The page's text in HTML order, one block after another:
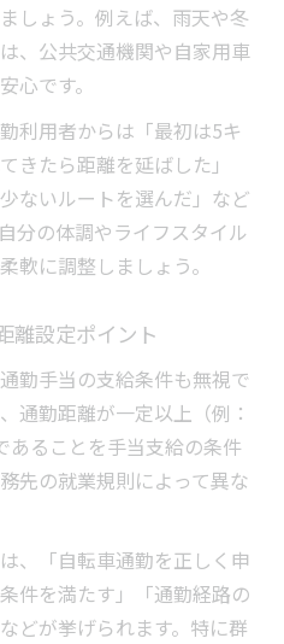
を長く続ける
けたい群馬県の事故傾
距離の見極め方と注意点
予防と安全対策のポイ
事故情報から学ぶ注意点
が語る最適な距離設定と
適さの違いと実践例紹介
車通勤の続けやすさの工
転車通勤のコツを共有
しょう。例えば、雨天や冬
、公共交通機関や自家用車
心です。
利用者からは「最初は5キ
きたら距離を延ばした」
ないルートを選んだ」など
分の体調やライフスタイル
軟に調整しましょう。
離設定ポイント
勤手当の支給条件も無視で
通勤距離が一定以上（例：
あることを手当支給の条件
先の就業規則によって異な
、「自転車通勤を正しく申
件を満たす」「通勤経路の
どが挙げられます。特に群